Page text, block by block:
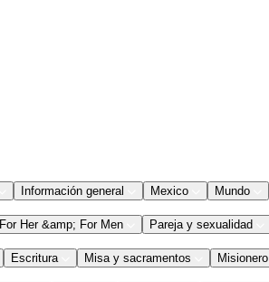
Información general Mexico Mundo
For Her &amp; For Men Pareja y sexualidad
Escritura Misa y sacramentos Misionero